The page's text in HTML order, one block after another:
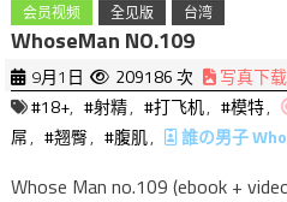
会员视频 全见版 台湾
WhoseMan NO.109
9月1日 209186 次 写真下载
#18+, #射精, #打飞机, #模特,
屌, #翘臀, #腹肌, 誰の男子
Whose Man no.109 (ebook +